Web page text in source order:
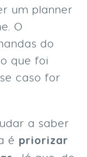
um planner
O
do
que foi
caso for
a saber
é priorizar